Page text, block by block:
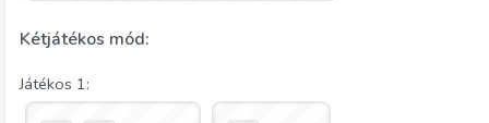
Kétjátékos mód:
Játékos 1: